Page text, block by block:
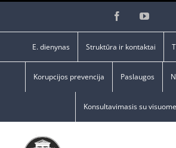
Facebook
E. dienynas Struktūra ir kontaktai
Korupcijos prevencija Paslaugos
Konsultavimasis su